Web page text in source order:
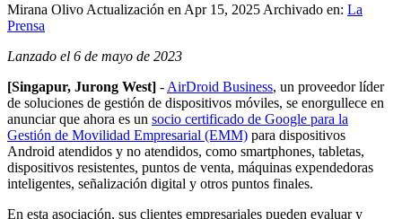
Mirana Olivo Actualización en Apr 15, 2025 Archivado en: La
Prensa
Lanzado el 6 de mayo de 2023
[Singapur, Jurong West] - AirDroid Business, un proveedor líder
de soluciones de gestión de dispositivos móviles, se enorgullece en
anunciar que ahora es un socio certificado de Google para la
Gestión de Movilidad Empresarial (EMM) para dispositivos
Android atendidos y no atendidos, como smartphones, tabletas,
dispositivos resistentes, puntos de venta, máquinas expendedoras
inteligentes, señalización digital y otros puntos finales.
En esta asociación, sus clientes empresariales pueden evaluar y